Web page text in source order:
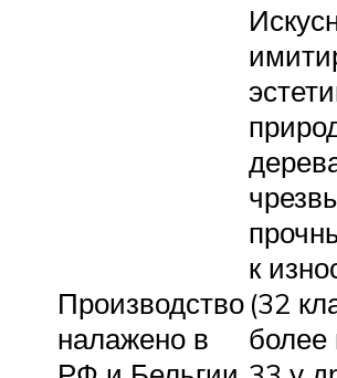
Производство
налажено в
к
(32
более